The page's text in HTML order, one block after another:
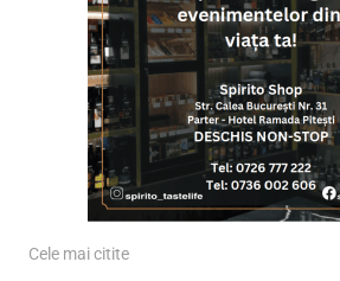
Cele mai citite